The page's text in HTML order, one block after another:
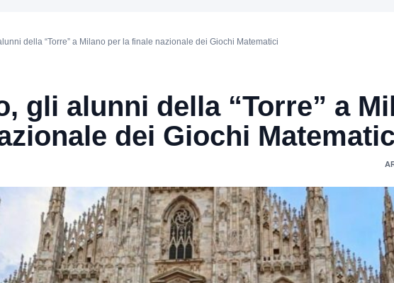
della “Torre” a Milano per la finale nazionale dei Giochi Matematici
gli alunni della “Torre” a
dei Giochi